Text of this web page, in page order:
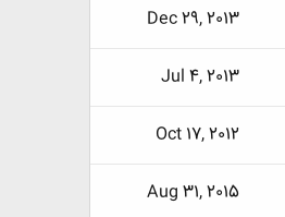
Dec 29, 2013
Jul 4, 2013
Oct 17, 2012
Aug 31, 2015